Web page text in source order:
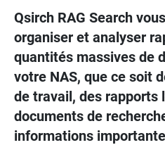
Qsirch RAG Search
organiser et analyser
quantités massives de
votre NAS, que ce soit
de travail, des rapports
documents de
informations